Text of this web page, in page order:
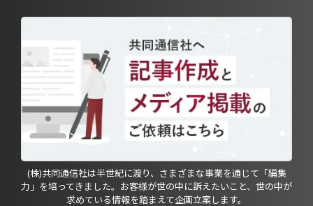
(株)共同通信社は半世紀に渡り、さまざまな事業を通じて「編集
力」を培ってきました。お客様が世の中に訴えたいこと、世の中が
求めている情報を踏まえて企画立案します。